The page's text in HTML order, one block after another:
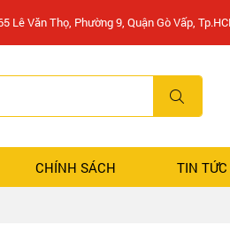
Lê Văn Thọ, Phường 9, Quận Gò Vấp,
CHÍNH SÁCH TIN